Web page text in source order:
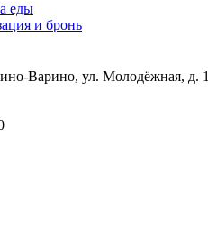
еды
и бронь
Варино, ул. Молодёжная, д. 1